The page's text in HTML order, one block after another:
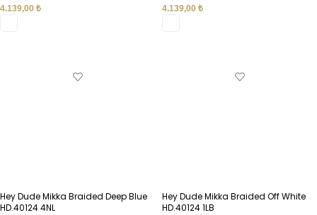
4.139,00 ₺ 4.139,00 ₺
Hey Dude Mikka Braided Deep Blue
HD.40124 4NL
Hey Dude Mikka Braided Off White
HD.40124 1LB